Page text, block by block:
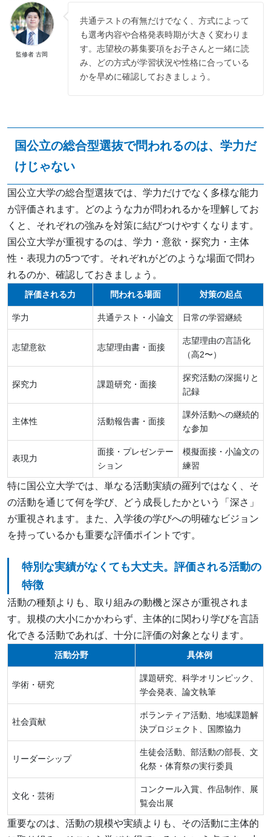
監修者 古岡
共通テストの有無だけでなく、方式によって
も選考内容や合格発表時期が大きく変わりま
す。志望校の募集要項をお子さんと一緒に読
み、どの方式が学習状況や性格に合っている
かを早めに確認しておきましょう。
国公立の総合型選抜で問われるのは、学力だ
けじゃない
国公立大学の総合型選抜では、学力だけでなく多様な能力
が評価されます。どのような力が問われるかを理解してお
くと、それぞれの強みを対策に結びつけやすくなります。
国公立大学が重視するのは、学力・意欲・探究力・主体
性・表現力の5つです。それぞれがどのような場面で問わ
れるのか、確認しておきましょう。
評価される力 問われる場面 対策の起点
学力 共通テスト・小論文 日常の学習継続
志望意欲 志望理由書・面接
志望理由の言語化
（高2〜）
探究力 課題研究・面接
探究活動の深掘りと
記録
主体性 活動報告書・面接
課外活動への継続的
な参加
表現力
面接・プレゼンテー
ション
模擬面接・小論文の
練習
特に国公立大学では、単なる活動実績の羅列ではなく、そ
の活動を通じて何を学び、どう成長したかという「深さ」
が重視されます。また、入学後の学びへの明確なビジョン
を持っているかも重要な評価ポイントです。
特別な実績がなくても大丈夫。評価される活動の
特徴
活動の種類よりも、取り組みの動機と深さが重視されま
す。規模の大小にかかわらず、主体的に関わり学びを言語
化できる活動であれば、十分に評価の対象となります。
活動分野 具体例
学術・研究
課題研究、科学オリンピック、
学会発表、論文執筆
社会貢献
ボランティア活動、地域課題解
決プロジェクト、国際協力
リーダーシップ
生徒会活動、部活動の部長、文
化祭・体育祭の実行委員
文化・芸術
コンクール入賞、作品制作、展
覧会出展
重要なのは、活動の規模や実績よりも、その活動に主体的